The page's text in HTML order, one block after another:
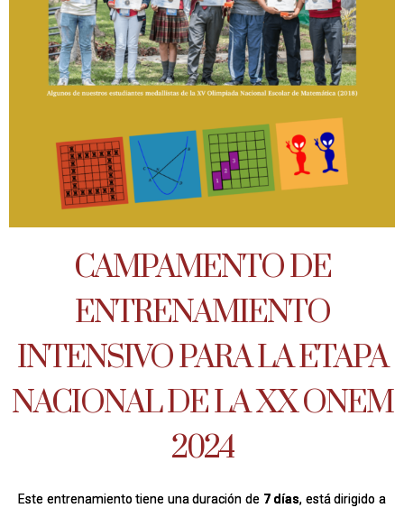
CAMPAMENTO DE
ENTRENAMIENTO
INTENSIVO PARA LA ETAPA
NACIONAL DE LA XX ONEM
2024
Este entrenamiento tiene una duración de 7 días, está dirigido a